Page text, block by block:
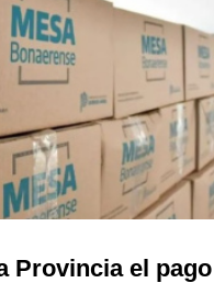
Provincia el